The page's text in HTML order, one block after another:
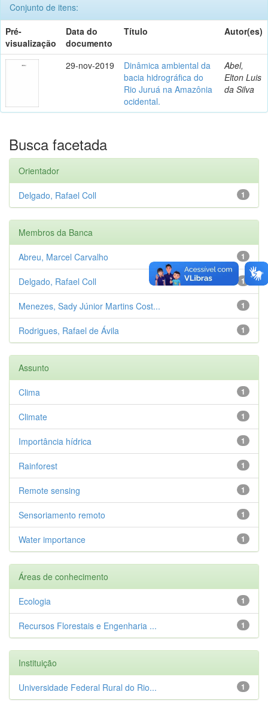
Conjunto de itens:
Pré-
visualização
Data do
documento
Título Autor(es)
29-nov-2019
Dinâmica ambiental da
bacia hidrográfica do
Rio Juruá na Amazônia
ocidental.
Abel,
Elton Luis
da Silva
Busca facetada
Orientador
1
Delgado, Rafael Coll
Membros da Banca
1
Abreu, Marcel Carvalho
1
Delgado, Rafael Coll
1
Menezes, Sady Júnior Martins Cost...
1
Rodrigues, Rafael de Ávila
Assunto
1
Clima
1
Climate
1
Importância hídrica
1
Rainforest
1
Remote sensing
1
Sensoriamento remoto
1
Water importance
Áreas de conhecimento
1
Ecologia
1
Recursos Florestais e Engenharia ...
Instituição
1
Universidade Federal Rural do Rio...